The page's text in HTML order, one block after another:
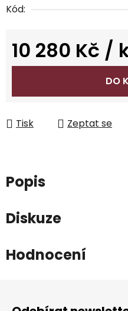
Kód:
10 280 Kč /
Měrná cena:
DO
Tisk Zeptat se
Popis
Diskuze
Hodnocení